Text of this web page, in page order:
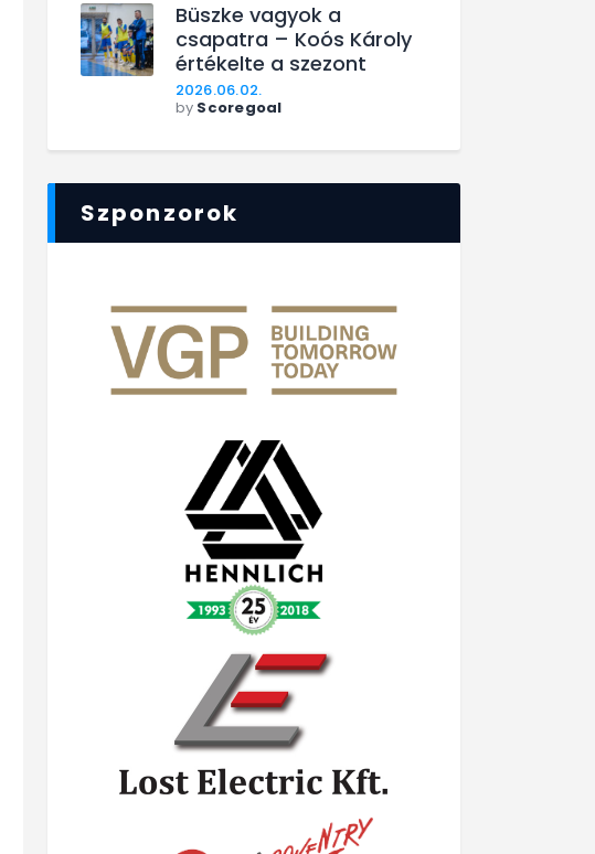
Büszke vagyok a
csapatra – Koós Károly
értékelte a szezont
2026.06.02.
by Scoregoal
Szponzorok